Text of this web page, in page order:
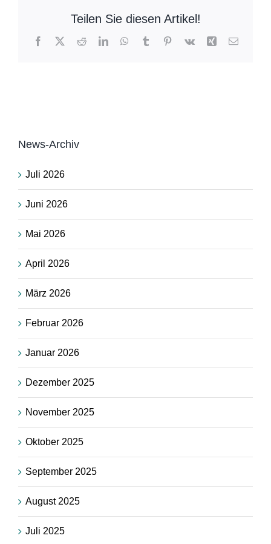
Teilen Sie diesen Artikel!
Facebook
X RedditLinkedInWhatsApp
TumblrPinterest
Vk Xing E-
News-Archiv
Juli 2026
Juni 2026
Mai 2026
April 2026
März 2026
Februar 2026
Januar 2026
Dezember 2025
November 2025
Oktober 2025
September 2025
August 2025
Juli 2025